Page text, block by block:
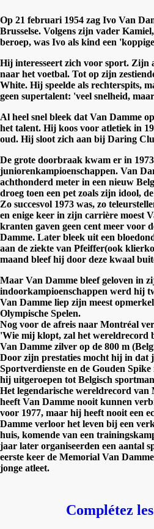
Op 21 februari 1954 zag Ivo Van
Brusselse. Volgens zijn vader
beroep, was Ivo als kind een
Hij interesseert zich voor sport. Zijn
naar het voetbal. Tot op zijn
White. Hij speelde als rechterspits,
geen supertalent: 'veel snelheid,
Al heel snel bleek dat Van Damme
het talent. Hij koos voor atletiek in
oud. Hij sloot zich aan bij Daring
De grote doorbraak kwam er in
juniorenkampioenschappen. Van
achthonderd meter in een nieuw
droeg toen een pet zoals zijn idool,
Zo succesvol 1973 was, zo
en enige keer in zijn carrière moest
kranten gaven geen cent meer voor
Damme. Later bleek uit een
aan de ziekte van Pfeiffer(ook
maand bleef hij door deze kwaal
Maar Van Damme bleef geloven in
indoorkampioenschappen werd hij
Van Damme liep zijn meest
Olympische Spelen.
Nog voor de afreis naar Montréal
'Wie mij klopt, zal het wereldrecord
Van Damme zilver op de 800 m
Door zijn prestaties mocht hij in dat
Sportverdienste en de Gouden
hij uitgeroepen tot Belgisch
Het legendarische wereldrecord van
heeft Van Damme nooit kunnen
voor 1977, maar hij heeft nooit een
Damme verloor het leven bij een
huis, komende van een
jaar later organiseerden een aantal
eerste keer de Memorial Van
jonge atleet.
Complétez